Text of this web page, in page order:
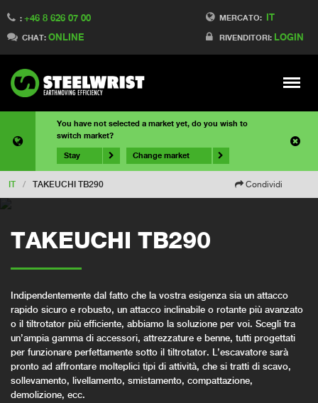
MERCATO: IT
RIVENDITORI: LOGIN
: +46 8 626 07 00
CHAT: ONLINE
Meny
You have not selected a market yet, do you wish to
switch market?
Stay Change market
IT / TAKEUCHI TB290 Condividi
TAKEUCHI TB290
Indipendentemente dal fatto che la vostra esigenza sia un attacco
rapido sicuro e robusto, un attacco inclinabile o rotante più avanzato
o il tiltrotator più efficiente, abbiamo la soluzione per voi. Scegli tra
un’ampia gamma di accessori, attrezzature e benne, tutti progettati
per funzionare perfettamente sotto il tiltrotator. L’escavatore sarà
pronto ad affrontare molteplici tipi di attività, che si tratti di scavo,
sollevamento, livellamento, smistamento, compattazione,
demolizione, ecc.